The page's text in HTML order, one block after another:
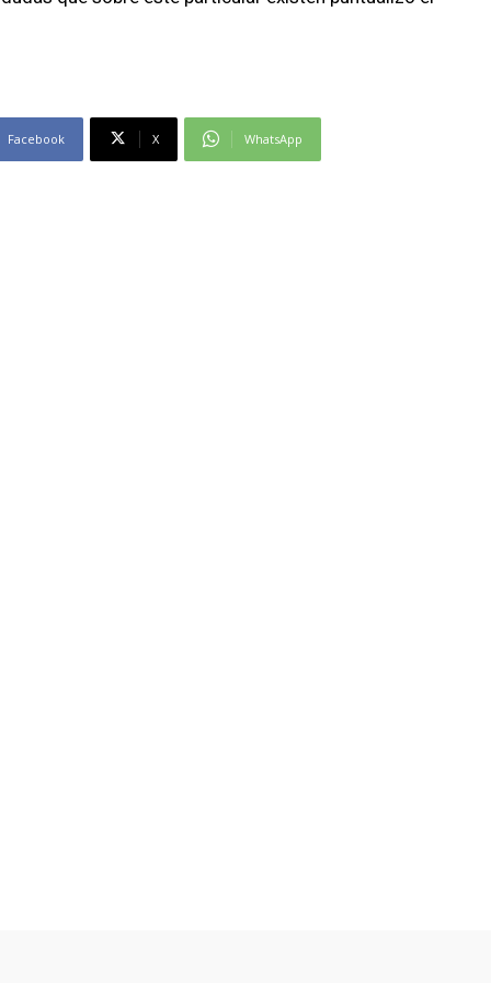
Facebook X WhatsApp